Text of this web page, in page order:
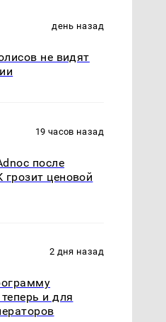
день назад
не видят
19 часов назад
после
ценовой
2 дня назад
и для